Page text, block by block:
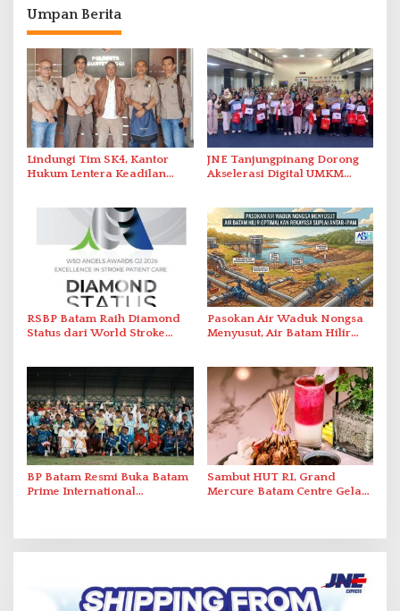
Umpan Berita
Lindungi Tim SK4, Kantor
Hukum Lentera Keadilan
Bukik Batarah
JNE Tanjungpinang Dorong
Akselerasi Digital UMKM
RSBP Batam Raih Diamond
Status dari World Stroke
Berstandar Internasional
Pasokan Air Waduk Nongsa
Menyusut, Air Batam Hilir
BP Batam Resmi Buka Batam
Prime International
Sambut HUT RI, Grand
Mercure Batam Centre Gelar